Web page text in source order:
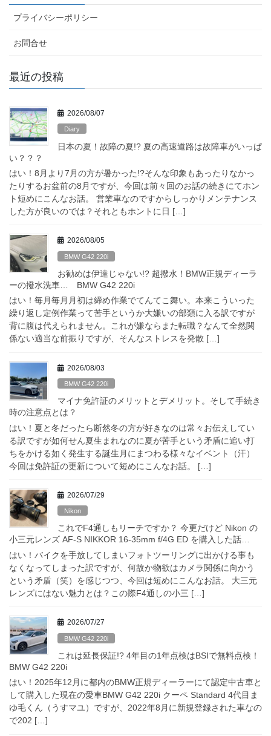
プライバシーポリシー
お問合せ
最近の投稿
2026/08/07
Diary
日本の夏！故障の夏!? 夏の高速道路は故障車がいっぱ
い？？？
はい！8月より7月の方が暑かった!?そんな印象もあったりなかっ
たりするお盆前の8月ですが、今回は前々回のお話の続きにてホン
ト短めにこんなお話。 営業車なのですからしっかりメンテナンス
した方が良いのでは？それともホントに日 […]
2026/08/05
BMW G42 220i
お勧めは伊達じゃない!? 超撥水！BMW正規ディーラ
ーの撥水洗車… BMW G42 220i
はい！毎月毎月月初は締め作業でてんてこ舞い。本来こういった
繰り返し定例作業って苦手というか大嫌いの部類に入る訳ですが
背に腹は代えられません。これが嫌ならまた転職？なんて全然関
係ない適当な前振りですが、そんなストレスを発散 […]
2026/08/03
BMW G42 220i
マイナ免許証のメリットとデメリット。そして手続き
時の注意点とは？
はい！夏と冬だったら断然冬の方が好きなのは常々お伝えしてい
る訳ですが如何せん夏生まれなのに夏が苦手という矛盾に追い打
ちをかける如く発生する誕生月にまつわる様々なイベント（汗）
今回は免許証の更新について短めにこんなお話。 […]
2026/07/29
Nikon
これでF4通しもリーチですか？ 今更だけど Nikon の
小三元レンズ AF-S NIKKOR 16-35mm f/4G ED を購入した話…
はい！バイクを手放してしまいフォトツーリングに出かける事も
なくなってしまった訳ですが、何故か物欲はカメラ関係に向かう
という矛盾（笑）を感じつつ、今回は短めにこんなお話。 大三元
レンズにはない魅力とは？この際F4通しの小三 […]
2026/07/27
BMW G42 220i
これは延長保証!? 4年目の1年点検はBSIで無料点検！
BMW G42 220i
はい！2025年12月に都内のBMW正規ディーラーにて認定中古車と
して購入した現在の愛車BMW G42 220i クーペ Standard 4代目ま
ゆ毛くん（うすマユ）ですが、2022年8月に新規登録された車なの
で202 […]